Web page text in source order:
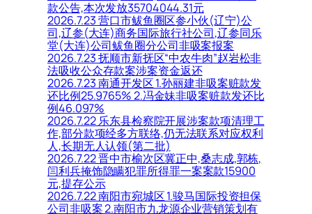
款公告,本次发放35704044.31元
2026.7.23 营口市鲅鱼圈区参小伙(辽宁)公
司,辽参(大连)商务国际旅行社公司,辽参同乐
堂(大连)公司鲅鱼圈分公司非吸案报案
2026.7.23 抚顺市新抚区“中农牛肉”赵岩松非
法吸收公众存款案涉案资金返还
2026.7.23 南通开发区 1.孙丽建非吸案赃款发
还比例25.9765% 2.冯金妹非吸案赃款发还比
例46.097%
2026.7.22 乐东县检察院开展涉案款项清理工
作,部分款项经多方联络,仍无法联系对应权利
人,长期无人认领(第二批)
2026.7.22 晋中市榆次区冀正中,桑志成,郭栋,
闫利兵掩饰隐瞒犯罪所得罪一案案款15900
元,提存公示
2026.7.22 南阳市宛城区 1.骏马国际投资担保
公司非吸案 2.南阳市九龙源企业营销策划有